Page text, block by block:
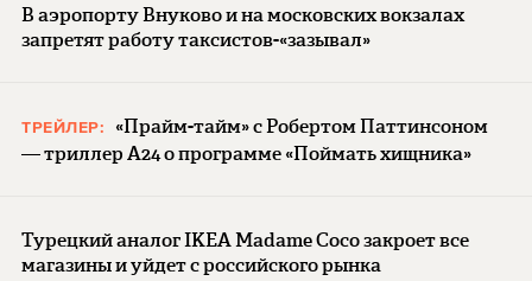
В аэропорту Внуково и на московских вокзалах
запретят работу таксистов-«зазывал»
ТРЕЙЛЕР:
«Прайм-тайм» с Робертом Паттинсоном
— триллер A24 о программе «Поймать хищника»
Турецкий аналог IKEA Madame Coco закроет все
магазины и уйдет с российского рынка